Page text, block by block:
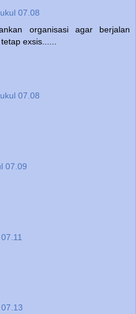
07.08
organisasi agar berjalan
exsis......
07.08
07.09